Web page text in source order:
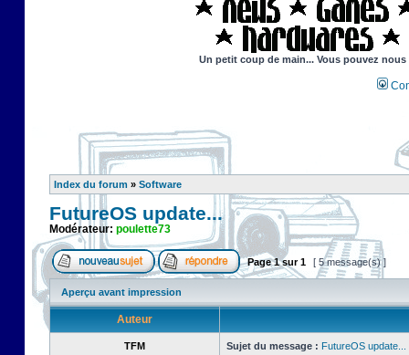
Un petit coup de main... Vous pouvez
Index du forum » Software
FutureOS update...
Modérateur: poulette73
Page1sur1 [ 5 message(s) ]
Aperçu avant impression
Auteur
TFM Sujet du message : FutureOS update...